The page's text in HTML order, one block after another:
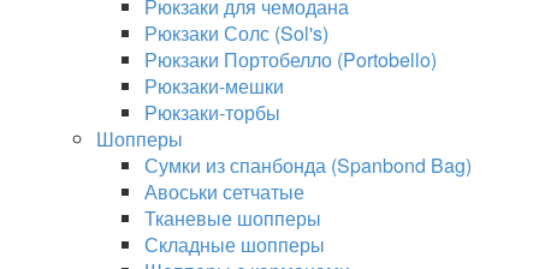
Рюкзаки для чемодана
Рюкзаки Солс (Sol's)
Рюкзаки Портобелло (Portobello)
Рюкзаки-мешки
Рюкзаки-торбы
Шопперы
Сумки из спанбонда (Spanbond Bag)
Авоськи сетчатые
Тканевые шопперы
Складные шопперы